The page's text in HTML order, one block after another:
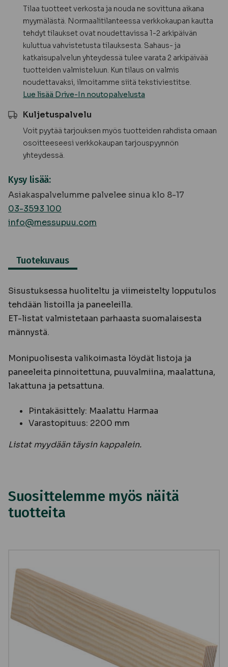
Tilaa tuotteet verkosta ja nouda ne sovittuna aikana
myymälästä. Normaalitilanteessa verkkokaupan kautta
tehdyt tilaukset ovat noudettavissa 1-2 arkipäivän
kuluttua vahvistetusta tilauksesta. Sahaus- ja
katkaisupalvelun yhteydessä tulee varata 2 arkipäivää
tuotteiden valmisteluun. Kun tilaus on valmis
noudettavaksi, ilmoitamme siitä tekstiviestitse.
Lue lisää Drive-In noutopalvelusta
Kuljetuspalvelu
Voit pyytää tarjouksen myös tuotteiden rahdista omaan
osoitteeseesi verkkokaupan tarjouspyynnön
yhteydessä.
Kysy lisää:
Asiakaspalvelumme palvelee sinua klo 8-17
03-3593 100
info@messupuu.com
Tuotekuvaus
Sisustuksessa huoliteltu ja viimeistelty lopputulos
tehdään listoilla ja paneeleilla.
ET-listat valmistetaan parhaasta suomalaisesta
männystä.
Monipuolisesta valikoimasta löydät listoja ja
paneeleita pinnoitettuna, puuvalmiina, maalattuna,
lakattuna ja petsattuna.
Pintakäsittely: Maalattu Harmaa
Varastopituus: 2200 mm
Listat myydään täysin kappalein.
Suosittelemme myös näitä
tuotteita